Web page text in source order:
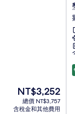
現
在
價
NT$3,252
總價 NT$3,757
含稅金和其他費用